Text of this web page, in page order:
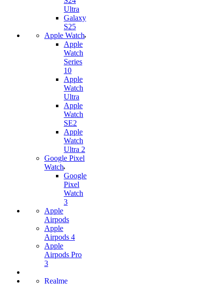
Ultra
Galaxy
S25
Apple Watch
Apple
Watch
Series
10
Apple
Watch
Ultra
Apple
Watch
SE2
Apple
Watch
Ultra 2
Google Pixel
Watch
Google
Pixel
Watch
3
Apple
Airpods
Apple
Airpods 4
Apple
Airpods Pro
3
Realme